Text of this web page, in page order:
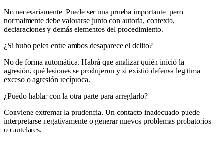
No necesariamente. Puede ser una prueba importante, pero
normalmente debe valorarse junto con autoría, contexto,
declaraciones y demás elementos del procedimiento.
¿Si hubo pelea entre ambos desaparece el delito?
No de forma automática. Habrá que analizar quién inició la
agresión, qué lesiones se produjeron y si existió defensa legítima,
exceso o agresión recíproca.
¿Puedo hablar con la otra parte para arreglarlo?
Conviene extremar la prudencia. Un contacto inadecuado puede
interpretarse negativamente o generar nuevos problemas probatorios
o cautelares.